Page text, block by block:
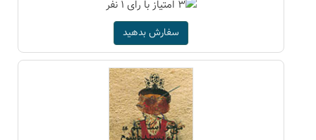
سفارش بدهید